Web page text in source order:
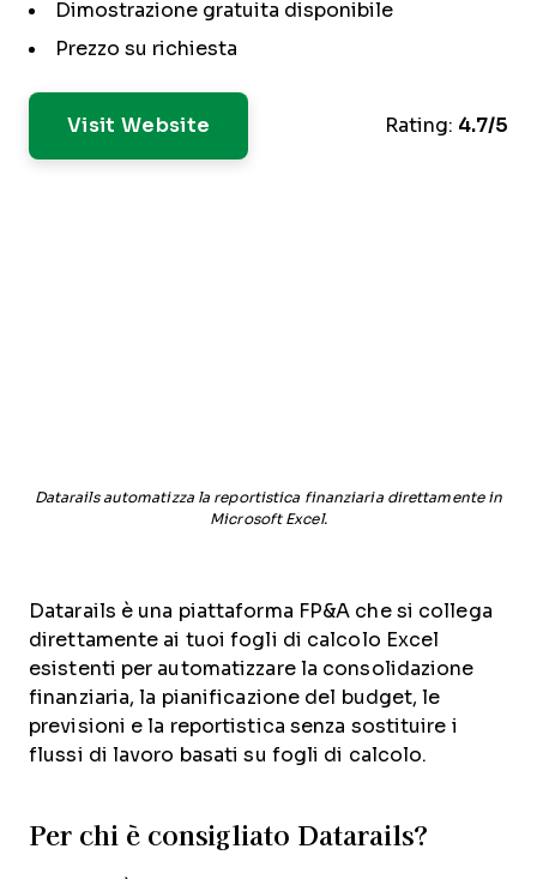
Dimostrazione gratuita disponibile
Prezzo su richiesta
Visit Website Rating: 4.7/5
Datarails automatizza la reportistica finanziaria direttamente in
Microsoft Excel.
Datarails è una piattaforma FP&A che si collega
direttamente ai tuoi fogli di calcolo Excel
esistenti per automatizzare la consolidazione
finanziaria, la pianificazione del budget, le
previsioni e la reportistica senza sostituire i
flussi di lavoro basati su fogli di calcolo.
Per chi è consigliato Datarails?